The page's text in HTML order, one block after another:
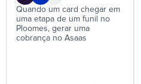
Quando um card chegar em
uma etapa de um funil no
Ploomes, gerar uma
cobrança no Asaas